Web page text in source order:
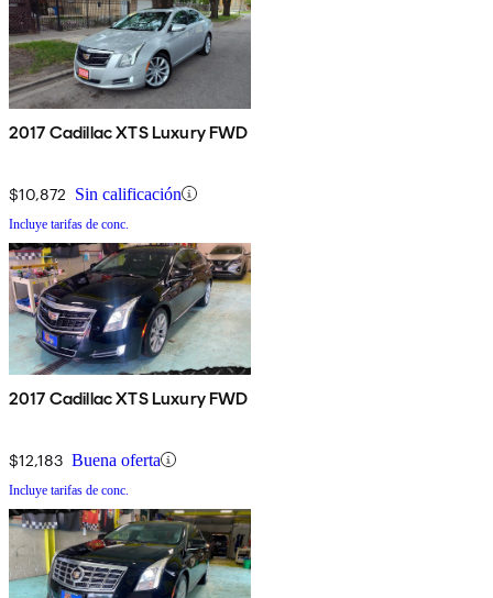
2017 Cadillac XTS Luxury FWD
$10,872 Sin calificación
Incluye tarifas de conc.
2017 Cadillac XTS Luxury FWD
$12,183 Buena oferta
Incluye tarifas de conc.